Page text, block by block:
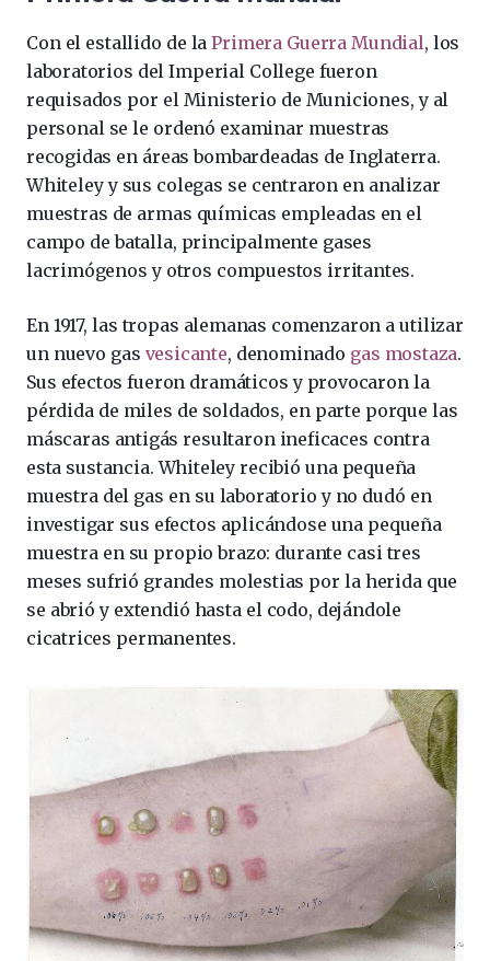
Con el estallido de laPrimera Guerra Mundial, los
laboratorios del Imperial College fueron
requisados por el Ministerio de Municiones, y al
personal se le ordenó examinar muestras
recogidas en áreas bombardeadas de Inglaterra.
Whiteley y sus colegas se centraron en analizar
muestras de armas químicas empleadas en el
campo de batalla, principalmente gases
lacrimógenos y otros compuestos irritantes.
En 1917, las tropas alemanas comenzaron a utilizar
un nuevo gas vesicante, denominado gas mostaza.
Sus efectos fueron dramáticos y provocaron la
pérdida de miles de soldados, en parte porque las
máscaras antigás resultaron ineficaces contra
esta sustancia. Whiteley recibió una pequeña
muestra del gas en su laboratorio y no dudó en
investigar sus efectos aplicándose una pequeña
muestra en su propio brazo: durante casi tres
meses sufrió grandes molestias por la herida que
se abrió y extendió hasta el codo, dejándole
cicatrices permanentes.